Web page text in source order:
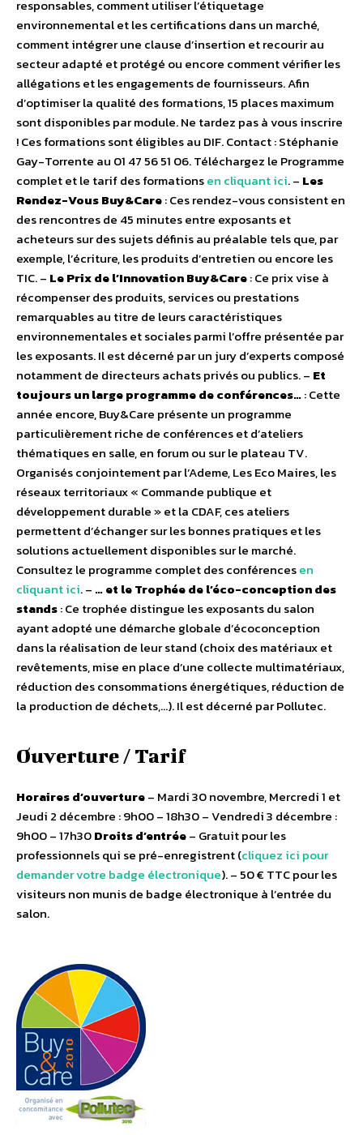
responsables, comment utiliser l’étiquetage
environnemental et les certifications dans un marché,
comment intégrer une clause d’insertion et recourir au
secteur adapté et protégé ou encore comment vérifier les
allégations et les engagements de fournisseurs. Afin
d’optimiser la qualité des formations, 15 places maximum
sont disponibles par module. Ne tardez pas à vous inscrire
! Ces formations sont éligibles au DIF. Contact : Stéphanie
Gay-Torrente au 01 47 56 51 06. Téléchargez le Programme
complet et le tarif des formationsen cliquant ici. – Les
Rendez-Vous Buy&Care: Ces rendez-vous consistent en
des rencontres de 45 minutes entre exposants et
acheteurs sur des sujets définis au préalable tels que, par
exemple, l’écriture, les produits d’entretien ou encore les
TIC. – Le Prix de l’Innovation Buy&Care: Ce prix vise à
récompenser des produits, services ou prestations
remarquables au titre de leurs caractéristiques
environnementales et sociales parmi l’offre présentée par
les exposants. Il est décerné par un jury d’experts composé
notamment de directeurs achats privés ou publics. – Et
toujours un large programme de conférences…: Cette
année encore, Buy&Care présente un programme
particulièrement riche de conférences et d’ateliers
thématiques en salle, en forum ou sur le plateau TV.
Organisés conjointement par l’Ademe, Les Eco Maires, les
réseaux territoriaux « Commande publique et
développement durable » et la CDAF, ces ateliers
permettent d’échanger sur les bonnes pratiques et les
solutions actuellement disponibles sur le marché.
Consultez le programme complet des conférencesen
cliquant ici. – … et le Trophée de l’éco-conception des
stands: Ce trophée distingue les exposants du salon
ayant adopté une démarche globale d’écoconception
dans la réalisation de leur stand (choix des matériaux et
revêtements, mise en place d’une collecte multimatériaux,
réduction des consommations énergétiques, réduction de
la production de déchets,…). Il est décerné par Pollutec.
Ouverture / Tarif
Horaires d’ouverture– Mardi 30 novembre, Mercredi 1 et
Jeudi 2 décembre : 9h00 – 18h30 – Vendredi 3 décembre :
9h00 – 17h30Droits d’entrée– Gratuit pour les
professionnels qui se pré-enregistrent (cliquez ici pour
demander votre badge électronique). – 50 € TTC pour les
visiteurs non munis de badge électronique à l’entrée du
salon.